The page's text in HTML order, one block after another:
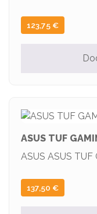
123,75 €
ASUS TUF
ASUS ASUS
137,50 €